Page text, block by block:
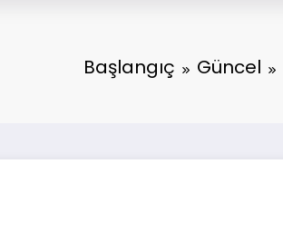
Başlangıç Güncel